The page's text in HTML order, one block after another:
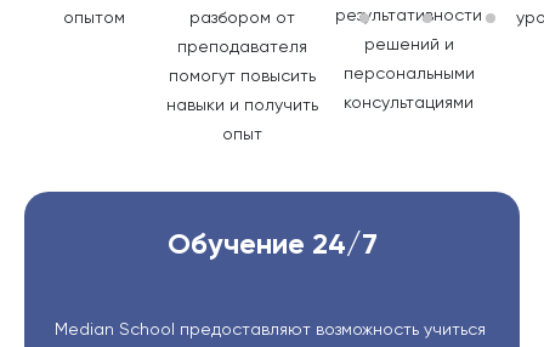
опытом
разбором от
преподавателя
помогут повысить
навыки и получить
опыт
результативности
решений и
персональными
консультациями
Обучение 24/7
Median School предоставляют возможность учиться